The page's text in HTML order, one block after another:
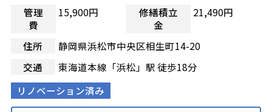
管理
費
15,900円
修繕積立
金
21,490円
住所
静岡県浜松市中央区相生町14-20
交通
東海道本線「浜松」駅 徒歩18分
リノベーション済み